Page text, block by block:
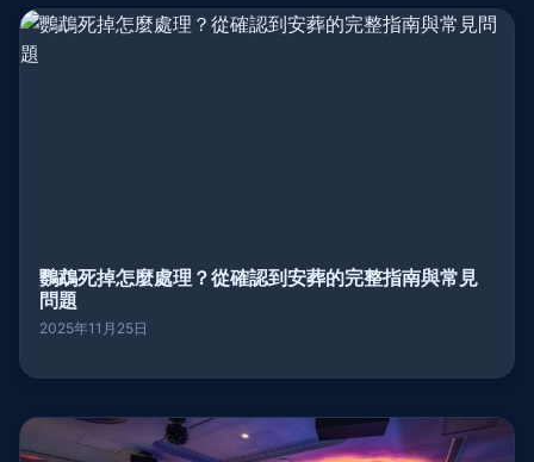
鸚鵡死掉怎麼處理？從確認到安葬的完整指南與常見
問題
2025年11月25日